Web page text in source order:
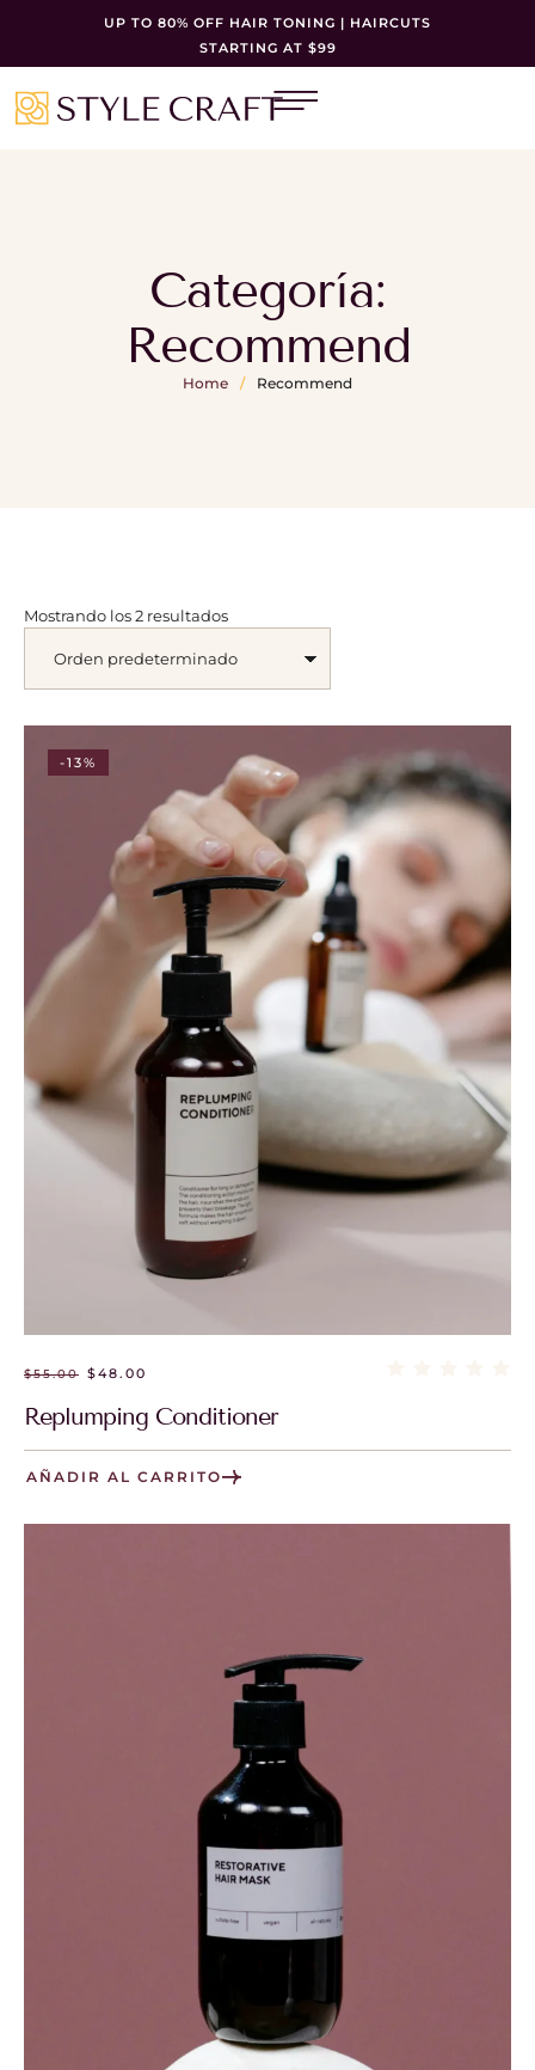
UP TO 80% OFF HAIR TONING | HAIRCUTS
STARTING AT $99
Categoría:
Recommend
Home / Recommend
Mostrando los 2 resultados
-13%
$55.00 $48.00
Replumping Conditioner
AÑADIR AL CARRITO